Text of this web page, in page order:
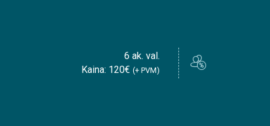
6 ak. val.
Kaina: 120€ (+ PVM)